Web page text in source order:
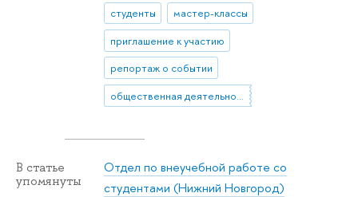
студенты
мастер-классы
приглашение к участию
репортаж о событии
общественная деятельность
В статье
упомянуты
Отдел по внеучебной работе со
студентами (Нижний Новгород)